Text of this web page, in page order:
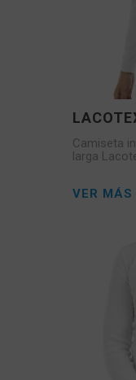
Camiseta
larga
VER MÁS